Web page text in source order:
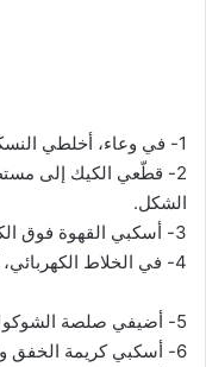
1- في وعاء، أخلطي النسكافيه مع الماء الساخن.
2- قطّعي الكيك إلى
الشكل.
3- أسكبي القهوة فوق الكيك.
4- في الخلاط الكهربائي، أخفقي جبن الكريم مع السكر البودرة.
5- أضيفي صلصة الشوكولاتة وصلصة الكراميل واخلطي.
6- أسكبي كريمة الخفق واخلطي حتى تتجانس المكونات وتكثف.